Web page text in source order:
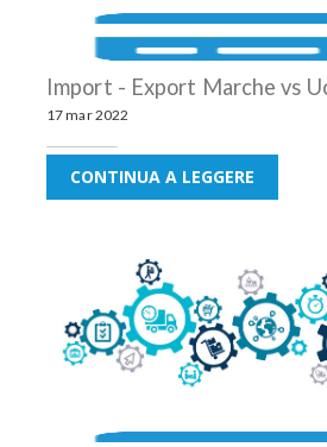
Import - Export Marche vs
17 mar 2022
CONTINUA A LEGGERE